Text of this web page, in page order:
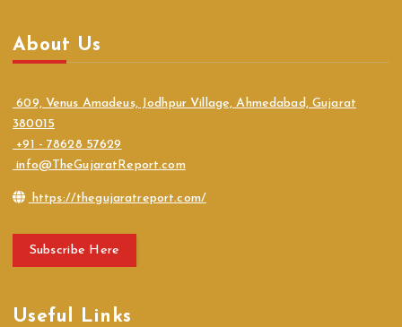
About Us
609, Venus Amadeus, Jodhpur Village, Ahmedabad, Gujarat
380015
+91 - 78628 57629
info@TheGujaratReport.com
https://thegujaratreport.com/
Subscribe Here
Useful Links